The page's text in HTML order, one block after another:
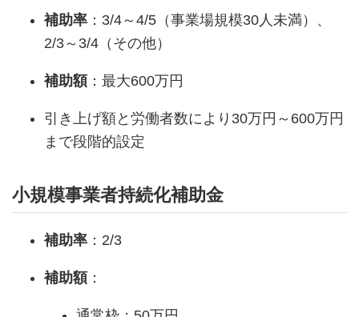
補助率 ：3/4～4/5（事業場規模30人未満）、
2/3～3/4（その他）
補助額 ：最大600万円
引き上げ額と労働者数により30万円～600万円
まで段階的設定
小規模事業者持続化補助金
補助率 ：2/3
補助額 ：